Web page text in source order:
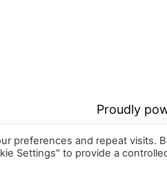
Proudly
preferences and repeat visits.
Settings" to provide a